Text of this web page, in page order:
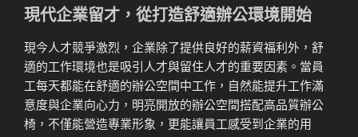
現代企業留才，從打造舒適辦公環境開始
現今人才競爭激烈，企業除了提供良好的薪資福利外，舒
適的工作環境也是吸引人才與留住人才的重要因素。當員
工每天都能在舒適的辦公空間中工作，自然能提升工作滿
意度與企業向心力，明亮開放的辦公空間搭配高品質辦公
椅，不僅能營造專業形象，更能讓員工感受到企業的用